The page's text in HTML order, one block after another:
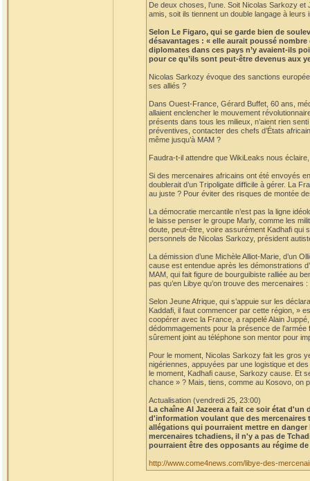
De deux choses, l’une. Soit Nicolas Sarkozy
amis, soit ils tiennent un double langage à leurs
Selon Le Figaro, qui se garde bien de
désavantages : « elle aurait poussé
diplomates dans ces pays n’y avaient-ils
pour ce qu’ils sont peut-être devenus aux
Nicolas Sarkozy évoque des sanctions
ses alliés ?
Dans Ouest-France, Gérard Buffet, 60 ans,
allaient enclencher le mouvement
présents dans tous les milieux, n’aient rien
préventives, contacter des chefs d’États
même jusqu’à MAM ?
Faudra-t-il attendre que WikiLeaks nous
Si des mercenaires africains ont été envoyés
doublerait d’un Tripoligate difficile à gérer. La
au juste ? Pour éviter des risques de montée
La démocratie mercantile n’est pas la ligne
le laisse penser le groupe Marly, comme les
doute, peut-être, voire assurément Kadhafi qui
personnels de Nicolas Sarkozy, président
La démission d’une Michèle Alliot-Marie, d’un
cause est entendue après les démonstrations
MAM, qui fait figure de bourguibiste ralliée au
pas qu’en Libye qu’on trouve des
Selon Jeune Afrique, qui s’appuie sur les
Kaddafi, il faut commencer par cette région, »
coopérer avec la France, a rappelé Alain
dédommagements pour la présence de
sûrement joint au téléphone son mentor pour
Pour le moment, Nicolas Sarkozy fait les gros
nigériennes, appuyées par une logistique et
le moment, Kadhafi cause, Sarkozy cause. Et
chance » ? Mais, tiens, comme au Kosovo, on
Actualisation (vendredi 25, 23:00)
La chaîne Al Jazeera a fait ce soir état
d'information voulant que des mercenaires
allégations qui pourraient mettre en
mercenaires tchadiens, il n'y a pas de
pourraient être des opposants au régime de
http://www.come4news.com/libye-des-